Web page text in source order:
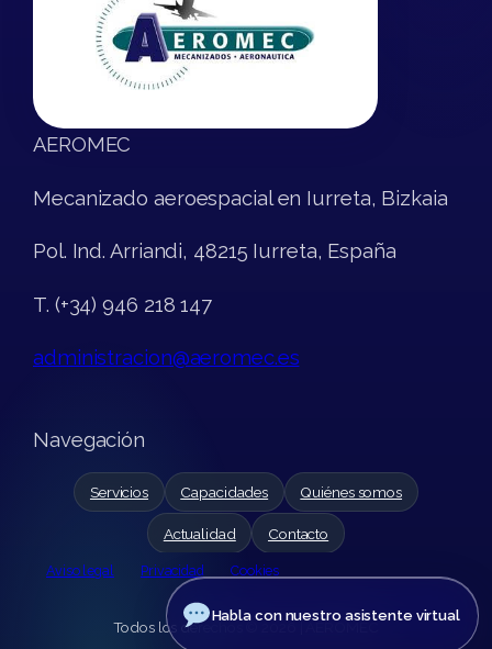
AEROMEC
Mecanizado aeroespacial en Iurreta, Bizkaia
Pol. Ind. Arriandi, 48215 Iurreta, España
T. (+34) 946 218 147
administracion@aeromec.es
Navegación
Servicios Capacidades Quiénes somos
Actualidad Contacto
Aviso legal Privacidad Cookies
Todos los derechos © 2026 | AEROMEC
Habla con nuestro asistente virtual